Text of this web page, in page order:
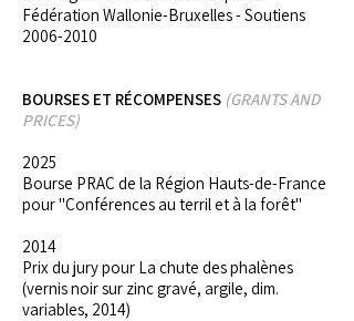
Fédération Wallonie-Bruxelles - Soutiens
2006-2010
BOURSES ET RÉCOMPENSES (GRANTS AND
PRICES)
2025
Bourse PRAC de la Région Hauts-de-France
pour "Conférences au terril et à la forêt"
2014
Prix du jury pour La chute des phalènes
(vernis noir sur zinc gravé, argile, dim.
variables, 2014)